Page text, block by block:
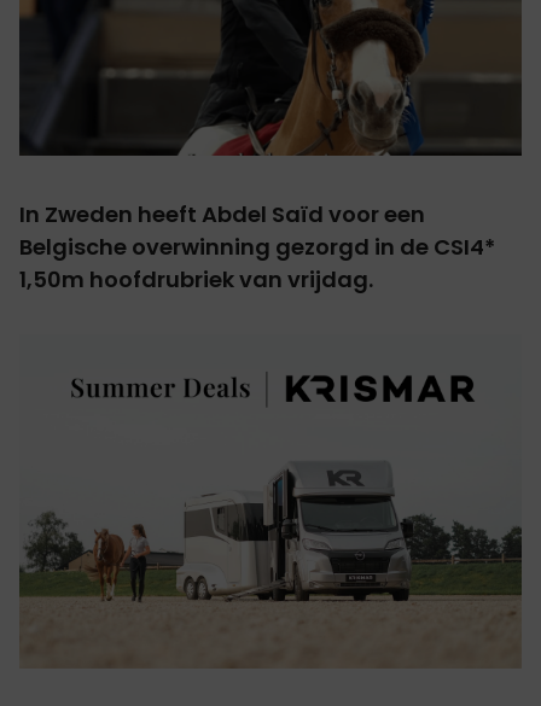
In Zweden heeft Abdel Saïd voor een
Belgische overwinning gezorgd in de CSI4*
1,50m hoofdrubriek van vrijdag.